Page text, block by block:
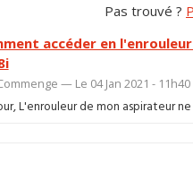
Pas trouvé ?
accéder en
— Le 04 Jan 2021 -
L'enrouleur de mon aspirateur